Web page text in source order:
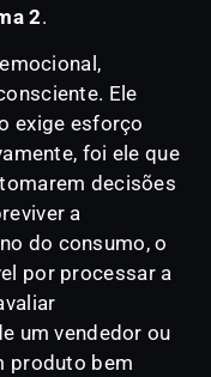
2.
Ele
exige esforço
foi ele que
decisões
a
do consumo, o
por processar a
um vendedor ou
produto bem